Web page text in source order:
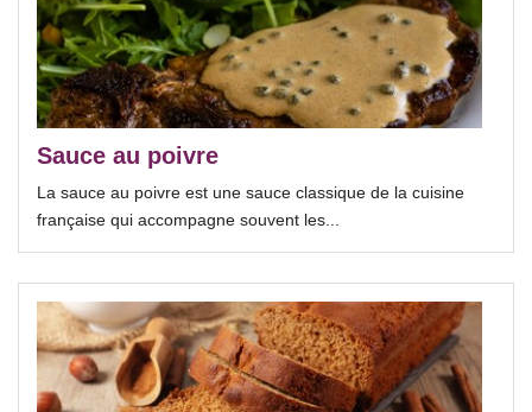
Sauce au poivre
La sauce au poivre est une sauce classique de la cuisine
française qui accompagne souvent les...